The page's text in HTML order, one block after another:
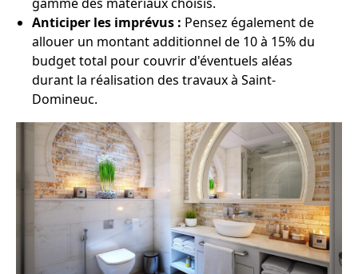
Anticiper les imprévus : Pensez également de
allouer un montant additionnel de 10 à 15% du
budget total pour couvrir d'éventuels aléas
durant la réalisation des travaux à Saint-
Domineuc.